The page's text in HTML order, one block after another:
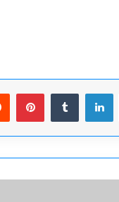
لينكدإن